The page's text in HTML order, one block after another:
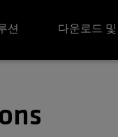
션 다운로드